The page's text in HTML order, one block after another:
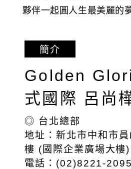
夥伴一起圓人生最美麗的
簡介
Golden
式國際 呂尚
◎ 台北總部
地址：新北市中和市
樓 (國際企業廣場大樓)
電話：(02)8221-2095